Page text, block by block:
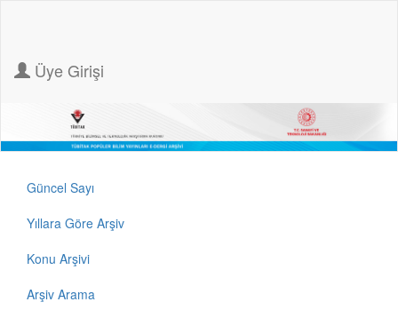
Üye Girişi
Güncel Sayı
Yıllara Göre Arşiv
Konu Arşivi
Arşiv Arama